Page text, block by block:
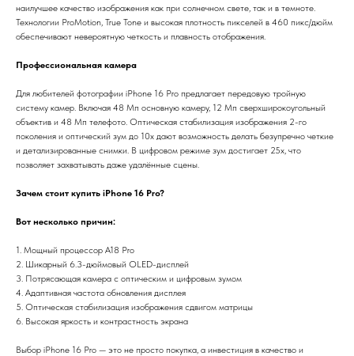
наилучшее качество изображения как при солнечном свете, так и в темноте.
Технологии ProMotion, True Tone и высокая плотность пикселей в 460 пикс/дюйм
обеспечивают невероятную четкость и плавность отображения.
Профессиональная камера
Для любителей фотографии iPhone 16 Pro предлагает передовую тройную
систему камер. Включая 48 Мп основную камеру, 12 Мп сверхширокоугольный
объектив и 48 Мп телефото. Оптическая стабилизация изображения 2-го
поколения и оптический зум до 10x дают возможность делать безупречно четкие
и детализированные снимки. В цифровом режиме зум достигает 25x, что
позволяет захватывать даже удалённые сцены.
Зачем стоит купить iPhone 16 Pro?
Вот несколько причин:
1. Мощный процессор A18 Pro
2. Шикарный 6.3-дюймовый OLED-дисплей
3. Потрясающая камера с оптическим и цифровым зумом
4. Адаптивная частота обновления дисплея
5. Оптическая стабилизация изображения сдвигом матрицы
6. Высокая яркость и контрастность экрана
Выбор iPhone 16 Pro — это не просто покупка, а инвестиция в качество и